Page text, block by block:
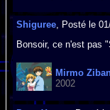
Shiguree, Posté le
Bonsoir, ce n'est pas
Mirmo
2002